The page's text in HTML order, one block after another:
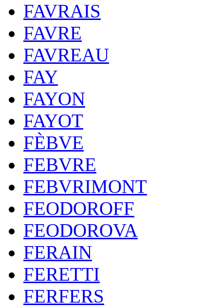
FAVRAIS
FAVRE
FAVREAU
FAY
FAYON
FAYOT
FÈBVE
FEBVRE
FEBVRIMONT
FEODOROFF
FEODOROVA
FERAIN
FERETTI
FERFERS